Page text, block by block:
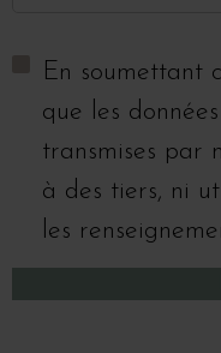
En soumettant
que les
transmises par
à des tiers, ni
les